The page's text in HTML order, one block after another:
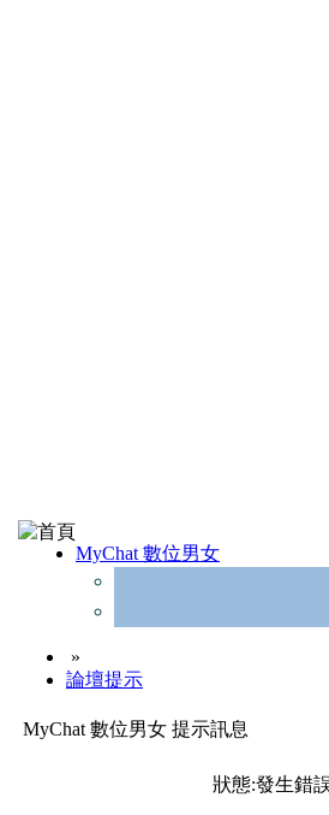
MyChat 數位男女
»
論壇提示
MyChat 數位男女 提示訊息
狀態:發生錯